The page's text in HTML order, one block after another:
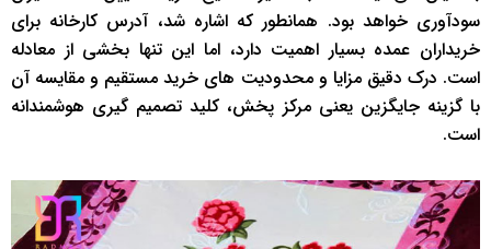
سودآوری خواهد بود. همانطور که اشاره شد، آدرس کارخانه برای
خریداران عمده بسیار اهمیت دارد، اما این تنها بخشی از معادله
است. درک دقیق مزایا و محدودیت های خرید مستقیم و مقایسه آن
با گزینه جایگزین یعنی مرکز پخش، کلید تصمیم گیری هوشمندانه
است.